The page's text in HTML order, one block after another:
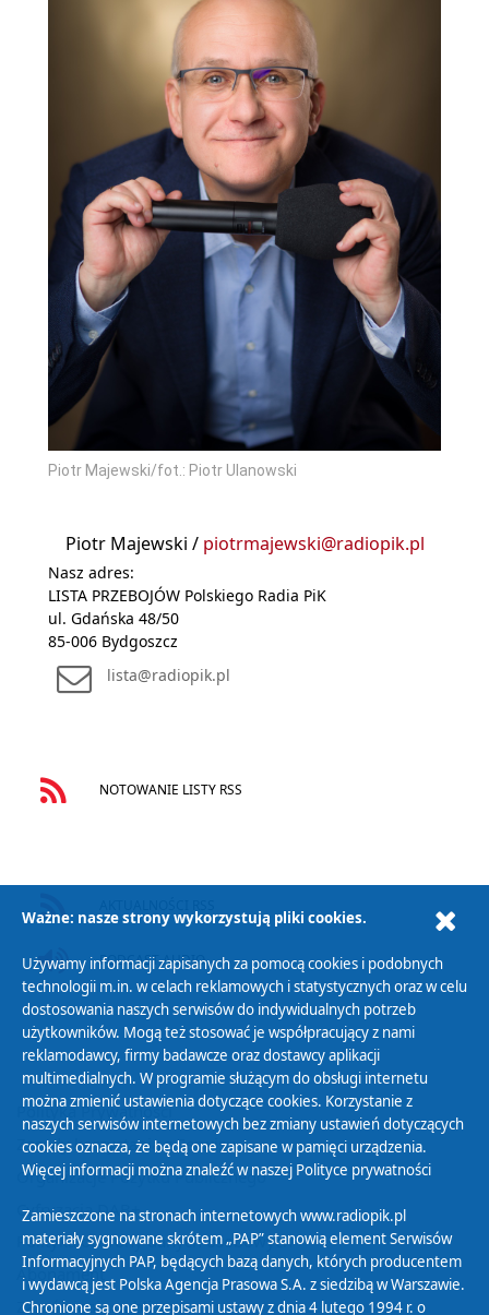
Piotr Majewski/fot.: Piotr Ulanowski
Piotr Majewski / piotrmajewski@radiopik.pl
Nasz adres:
LISTA PRZEBOJÓW Polskiego Radia PiK
ul. Gdańska 48/50
85-006 Bydgoszcz
lista@radiopik.pl
NOTOWANIE LISTY RSS
PODCAST AUDIO
Polityka Prywatności
Zasady korzystania z Serwisu
Organizacje Pożytku Publicznego
Cyfryzacja DAB+
Polityka ochrony danych osobowych
Abonament
Zamówienia publiczne
Ważne: nasze strony wykorzystują pliki cookies.
Używamy informacji zapisanych za pomocą cookies i podobnych
technologii m.in. w celach reklamowych i statystycznych oraz w celu
dostosowania naszych serwisów do indywidualnych potrzeb
użytkowników. Mogą też stosować je współpracujący z nami
reklamodawcy, firmy badawcze oraz dostawcy aplikacji
multimedialnych. W programie służącym do obsługi internetu
można zmienić ustawienia dotyczące cookies. Korzystanie z
naszych serwisów internetowych bez zmiany ustawień dotyczących
cookies oznacza, że będą one zapisane w pamięci urządzenia.
Więcej informacji można znaleźć w naszej Polityce prywatności
Zamieszczone na stronach internetowych www.radiopik.pl
materiały sygnowane skrótem „PAP” stanowią element Serwisów
Informacyjnych PAP, będących bazą danych, których producentem
i wydawcą jest Polska Agencja Prasowa S.A. z siedzibą w Warszawie.
Chronione są one przepisami ustawy z dnia 4 lutego 1994 r. o